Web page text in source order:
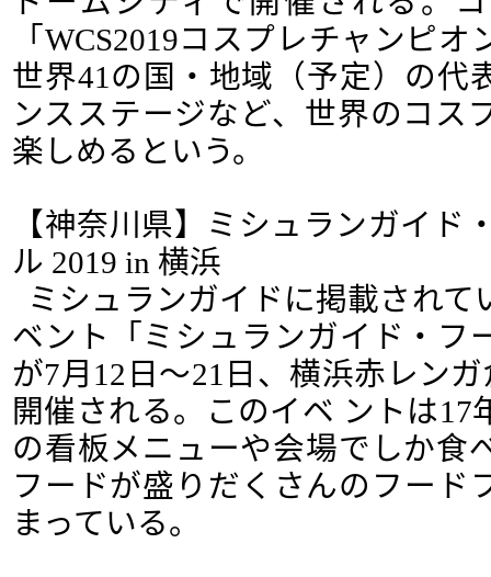
「WCS2019コスプレチャンピ
世界41の国・地域（予定）の代
ンスステージなど、世界のコス
楽しめるという。
【神奈川県】ミシュランガイド
ル 2019 in 横浜
ミシュランガイドに掲載されて
ベント「ミシュランガイド・フ
が7月12日～21日、横浜赤レン
開催される。このイベ ントは17
の看板メニューや会場でしか食
フードが盛りだくさんのフード
まっている。